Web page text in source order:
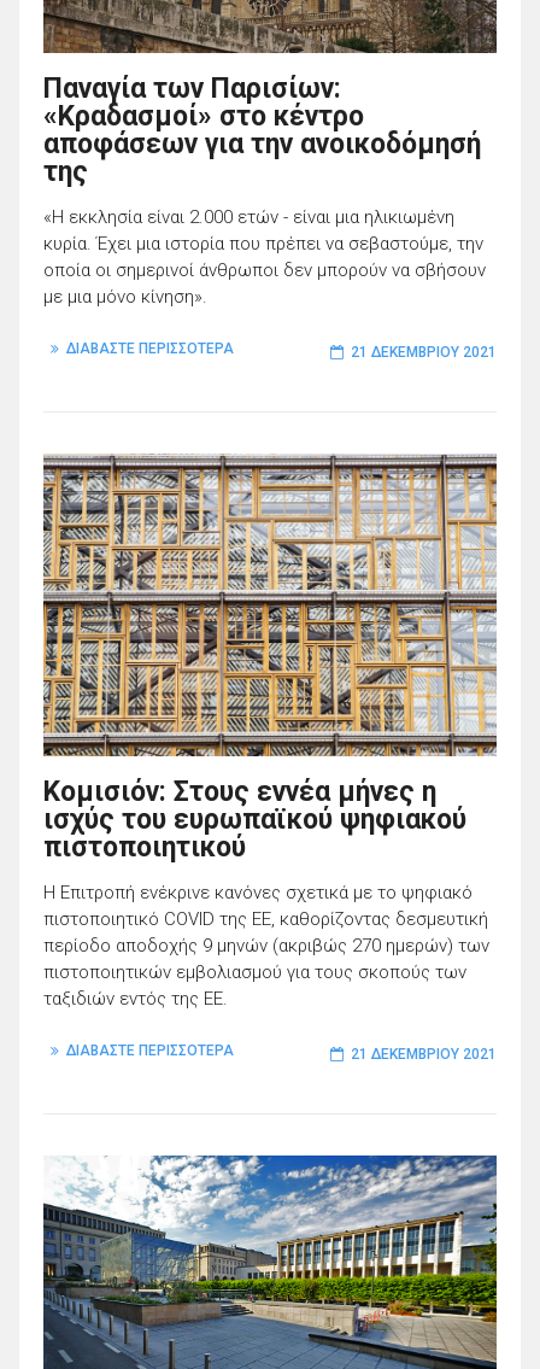
Παναγία των Παρισίων:
«Κραδασμοί» στο κέντρο
αποφάσεων για την ανοικοδόμησή
της
«Η εκκλησία είναι 2.000 ετών - είναι μια ηλικιωμένη
κυρία. Έχει μια ιστορία που πρέπει να σεβαστούμε, την
οποία οι σημερινοί άνθρωποι δεν μπορούν να σβήσουν
με μια μόνο κίνηση».
ΔΙΑΒΑΣΤΕ ΠΕΡΙΣΣΟΤΕΡΑ 21 ΔΕΚΕΜΒΡΊΟΥ 2021
Κομισιόν: Στους εννέα μήνες η
ισχύς του ευρωπαϊκού ψηφιακού
πιστοποιητικού
Η Επιτροπή ενέκρινε κανόνες σχετικά με το ψηφιακό
πιστοποιητικό COVID της ΕΕ, καθορίζοντας δεσμευτική
περίοδο αποδοχής 9 μηνών (ακριβώς 270 ημερών) των
πιστοποιητικών εμβολιασμού για τους σκοπούς των
ταξιδιών εντός της ΕΕ.
ΔΙΑΒΑΣΤΕ ΠΕΡΙΣΣΟΤΕΡΑ 21 ΔΕΚΕΜΒΡΊΟΥ 2021